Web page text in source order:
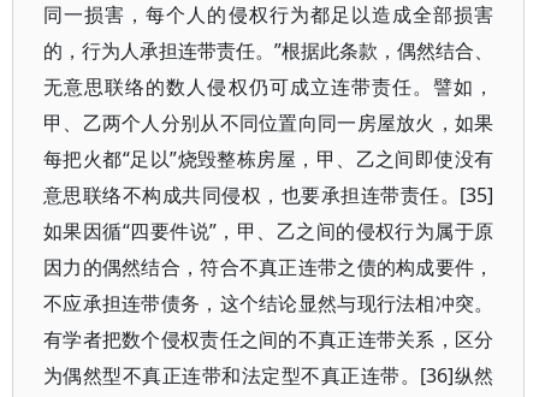
同一损害，每个人的侵权行为都足以造成全部损害
的，行为人承担连带责任。”根据此条款，偶然结合、
无意思联络的数人侵权仍可成立连带责任。譬如，
甲、乙两个人分别从不同位置向同一房屋放火，如果
每把火都“足以”烧毁整栋房屋，甲、乙之间即使没有
意思联络不构成共同侵权，也要承担连带责任。[35]
如果因循“四要件说”，甲、乙之间的侵权行为属于原
因力的偶然结合，符合不真正连带之债的构成要件，
不应承担连带债务，这个结论显然与现行法相冲突。
有学者把数个侵权责任之间的不真正连带关系，区分
为偶然型不真正连带和法定型不真正连带。[36]纵然